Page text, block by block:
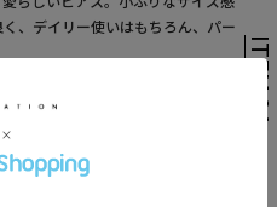
、デイリー使いはもちろん、パー
ナメルハートピアス《ESTNATION